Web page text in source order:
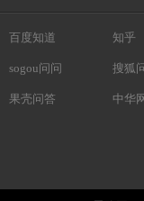
百度知道 知乎
sogou问问 搜狐
果壳问答 中华